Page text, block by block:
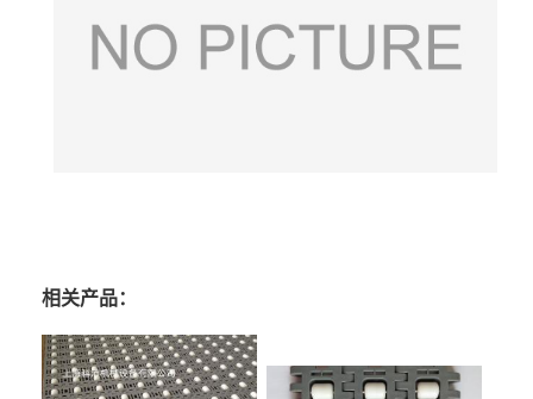
相关产品：